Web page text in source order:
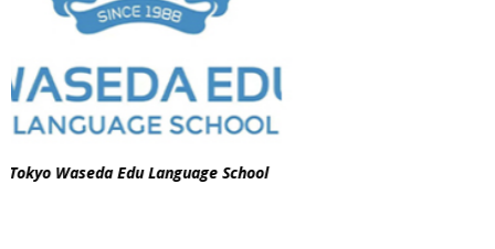
Yokohama Design College